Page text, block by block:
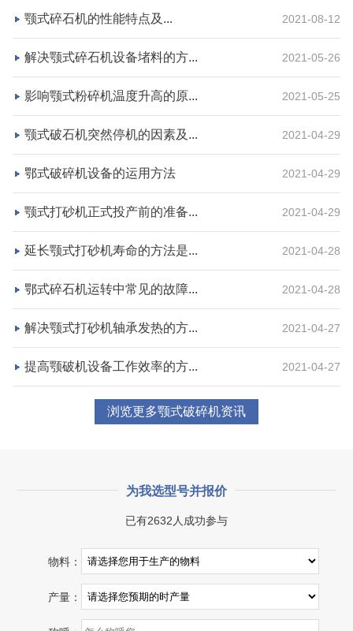
湖北省荆州市鼎盛矿业时产2000吨高钙石破碎生产
线
项目坐标
湖北省荆州市
设计产能
项目业主
咨询该项目执行经理
湖北省宜昌市砂石集并日产一万吨砂石料生产线
项目坐标
湖北省宜昌市
设计产能
日产一万吨
颚式碎石机的性能特点及... 2021-08-12
解决颚式碎石机设备堵料的方... 2021-05-26
影响颚式粉碎机温度升高的原... 2021-05-25
颚式破石机突然停机的因素及... 2021-04-29
鄂式破碎机设备的运用方法 2021-04-29
颚式打砂机正式投产前的准备... 2021-04-29
延长颚式打砂机寿命的方法是... 2021-04-28
鄂式碎石机运转中常见的故障... 2021-04-28
解决颚式打砂机轴承发热的方... 2021-04-27
提高颚破机设备工作效率的方... 2021-04-27
浏览更多颚式破碎机资讯
为我选型号并报价
已有2632人成功参与
物料：
产量：